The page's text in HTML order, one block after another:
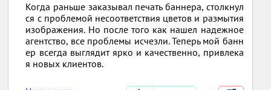
Когда раньше заказывал печать баннера, столкнул
ся с проблемой несоответствия цветов и размытия
изображения. Но после того как нашел надежное
агентство, все проблемы исчезли. Теперь мой банн
ер всегда выглядит ярко и качественно, привлека
я новых клиентов.